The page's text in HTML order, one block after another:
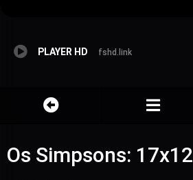
PLAYER HD fshd.link
Os Simpsons: 17x12